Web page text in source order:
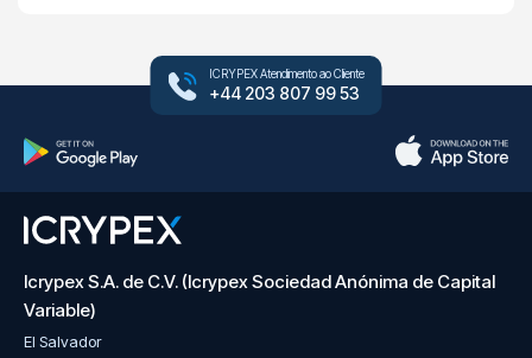
ICRYPEX Atendimento ao Cliente
+44 203 807 99 53
Icrypex S.A. de C.V. (Icrypex Sociedad Anónima de Capital
Variable)
El Salvador